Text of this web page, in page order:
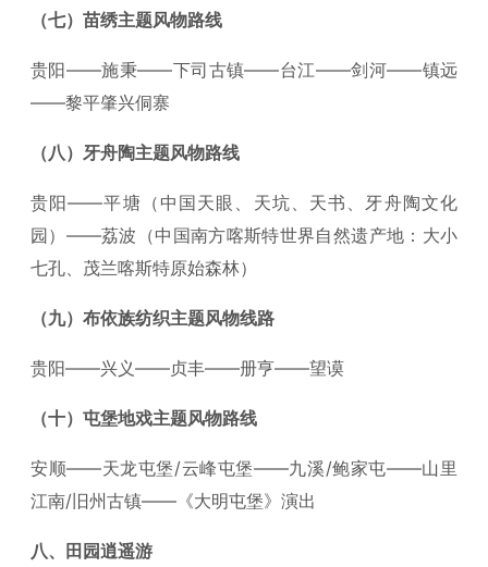
（七）苗绣主题风物路线
贵阳——施秉——下司古镇——台江——剑河——镇远
——黎平肇兴侗寨
（八）牙舟陶主题风物路线
贵阳——平塘（中国天眼、天坑、天书、牙舟陶文化
园）——荔波（中国南方喀斯特世界自然遗产地：大小
七孔、茂兰喀斯特原始森林）
（九）布依族纺织主题风物线路
贵阳——兴义——贞丰——册亨——望谟
（十）屯堡地戏主题风物路线
安顺——天龙屯堡/云峰屯堡——九溪/鲍家屯——山里
江南/旧州古镇——《大明屯堡》演出
八、田园逍遥游